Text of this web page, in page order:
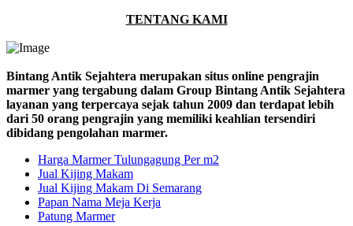
TENTANG KAMI
Bintang Antik Sejahtera merupakan situs online pengrajin
marmer yang tergabung dalam Group Bintang Antik Sejahtera
layanan yang terpercaya sejak tahun 2009 dan terdapat lebih
dari 50 orang pengrajin yang memiliki keahlian tersendiri
dibidang pengolahan marmer.
Harga Marmer Tulungagung Per m2
Jual Kijing Makam
Jual Kijing Makam Di Semarang
Papan Nama Meja Kerja
Patung Marmer